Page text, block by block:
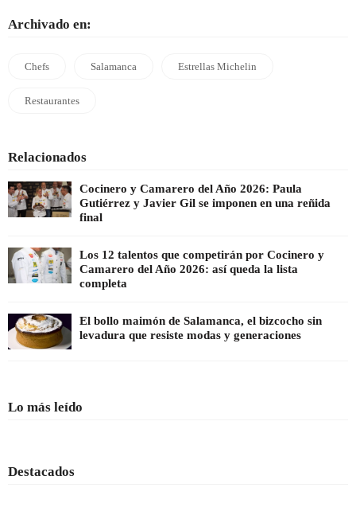
Archivado en:
Chefs Salamanca Estrellas Michelin
Restaurantes
Relacionados
Cocinero y Camarero del Año 2026: Paula
Gutiérrez y Javier Gil se imponen en una reñida
final
Los 12 talentos que competirán por Cocinero y
Camarero del Año 2026: así queda la lista
completa
El bollo maimón de Salamanca, el bizcocho sin
levadura que resiste modas y generaciones
Lo más leído
Destacados